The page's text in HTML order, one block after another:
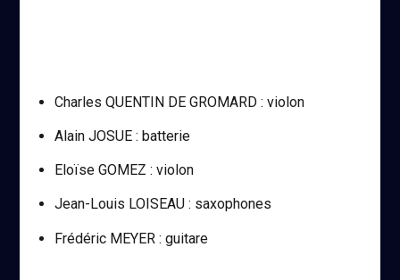
Charles QUENTIN DE GROMARD : violon
Alain JOSUE : batterie
Eloïse GOMEZ : violon
Jean-Louis LOISEAU : saxophones
Frédéric MEYER : guitare